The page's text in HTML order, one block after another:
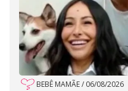
BEBÊ MAMÃE/ 06/08/2026